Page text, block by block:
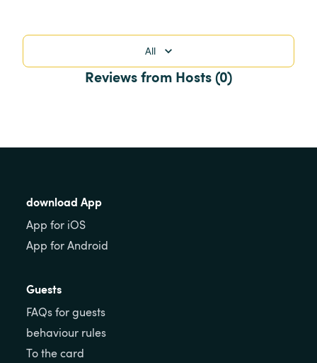
All
Reviews from Hosts (0)
download App
App for iOS
App for Android
Guests
FAQs for guests
behaviour rules
To the card